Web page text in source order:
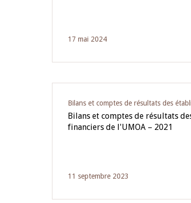
17 mai 2024
Bilans et comptes de résultats des
Bilans et comptes de résultats
financiers de l'UMOA – 2021
11 septembre 2023